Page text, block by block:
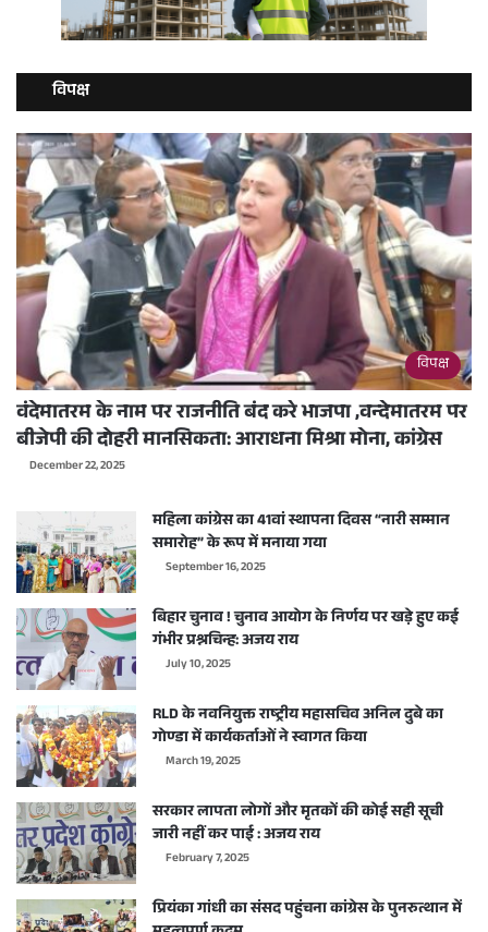
विपक्ष
विपक्ष
वंदेमातरम के नाम पर राजनीति बंद करे भाजपा ,वन्देमातरम पर
बीजेपी की दोहरी मानसिकता: आराधना मिश्रा मोना, कांग्रेस
December 22, 2025
महिला कांग्रेस का 41वां स्थापना दिवस “नारी सम्मान
समारोह” के रूप में मनाया गया
September 16, 2025
बिहार चुनाव ! चुनाव आयोग के निर्णय पर खड़े हुए कई
गंभीर प्रश्नचिन्ह: अजय राय
July 10, 2025
RLD के नवनियुक्त राष्ट्रीय महासचिव अनिल दुबे का
गोण्डा में कार्यकर्ताओं ने स्वागत किया
March 19, 2025
सरकार लापता लोगों और मृतकों की कोई सही सूची
जारी नहीं कर पाई : अजय राय
February 7, 2025
प्रियंका गांधी का संसद पहुंचना कांग्रेस के पुनरुत्थान में